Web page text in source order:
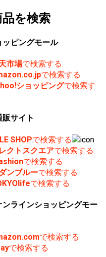
を検索
ッピングモール
市場で検索する
で検索する
ショッピングで検索す
サイト
SHOPで検索する
クトスクエアで検索する
で検索する
ンブルーで検索する
で検索する
ラインショッピングモー
で検索する
で検索する